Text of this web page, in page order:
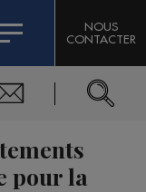
NOUS
CONTACTER
pour la